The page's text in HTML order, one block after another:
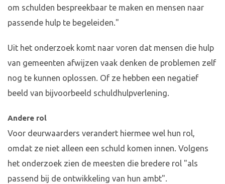
om schulden bespreekbaar te maken en mensen naar
passende hulp te begeleiden."
Uit het onderzoek komt naar voren dat mensen die hulp
van gemeenten afwijzen vaak denken de problemen zelf
nog te kunnen oplossen. Of ze hebben een negatief
beeld van bijvoorbeeld schuldhulpverlening.
Andere rol
Voor deurwaarders verandert hiermee wel hun rol,
omdat ze niet alleen een schuld komen innen. Volgens
het onderzoek zien de meesten die bredere rol "als
passend bij de ontwikkeling van hun ambt".